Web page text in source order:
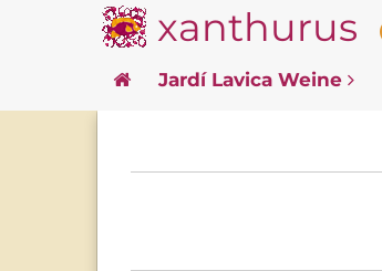
xanthurus
Jardí Lavica Weine